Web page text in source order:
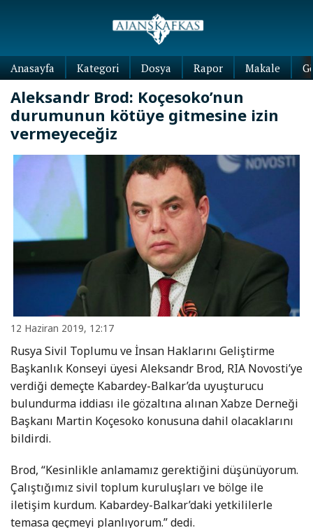
Anasayfa Kategori Dosya Rapor Makale
Aleksandr Brod: Koçesoko’nun
durumunun kötüye gitmesine izin
vermeyeceğiz
12 Haziran 2019, 12:17
Rusya Sivil Toplumu ve İnsan Haklarını Geliştirme
Başkanlık Konseyi üyesi Aleksandr Brod, RIA Novosti’ye
verdiği demeçte Kabardey-Balkar’da uyuşturucu
bulundurma iddiası ile gözaltına alınan Xabze Derneği
Başkanı Martin Koçesoko konusuna dahil olacaklarını
bildirdi.
Brod, “Kesinlikle anlamamız gerektiğini düşünüyorum.
Çalıştığımız sivil toplum kuruluşları ve bölge ile
iletişim kurdum. Kabardey-Balkar’daki yetkililerle
temasa geçmeyi planlıyorum.” dedi.